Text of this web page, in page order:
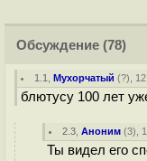
Обсуждение (78)
1.1 ,Мухорчатый (?),
блютусу 100 лет
2.3 ,Аноним (3),
Ты видел его